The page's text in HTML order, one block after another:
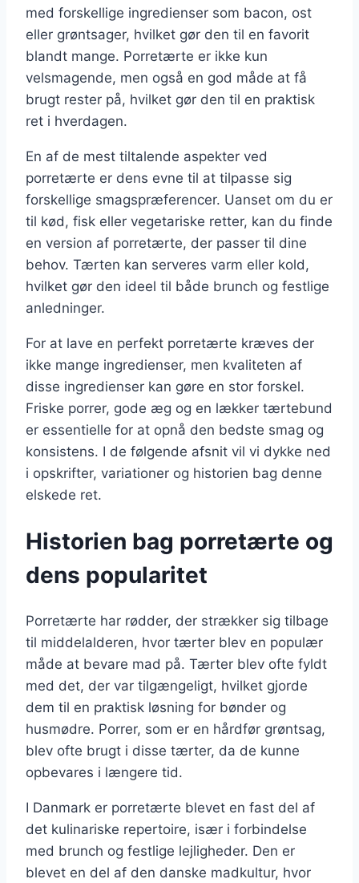
med forskellige ingredienser som bacon, ost
eller grøntsager, hvilket gør den til en favorit
blandt mange. Porretærte er ikke kun
velsmagende, men også en god måde at få
brugt rester på, hvilket gør den til en praktisk
ret i hverdagen.
En af de mest tiltalende aspekter ved
porretærte er dens evne til at tilpasse sig
forskellige smagspræferencer. Uanset om du er
til kød, fisk eller vegetariske retter, kan du finde
en version af porretærte, der passer til dine
behov. Tærten kan serveres varm eller kold,
hvilket gør den ideel til både brunch og festlige
anledninger.
For at lave en perfekt porretærte kræves der
ikke mange ingredienser, men kvaliteten af
disse ingredienser kan gøre en stor forskel.
Friske porrer, gode æg og en lækker tærtebund
er essentielle for at opnå den bedste smag og
konsistens. I de følgende afsnit vil vi dykke ned
i opskrifter, variationer og historien bag denne
elskede ret.
Historien bag porretærte og
dens popularitet
Porretærte har rødder, der strækker sig tilbage
til middelalderen, hvor tærter blev en populær
måde at bevare mad på. Tærter blev ofte fyldt
med det, der var tilgængeligt, hvilket gjorde
dem til en praktisk løsning for bønder og
husmødre. Porrer, som er en hårdfør grøntsag,
blev ofte brugt i disse tærter, da de kunne
opbevares i længere tid.
I Danmark er porretærte blevet en fast del af
det kulinariske repertoire, især i forbindelse
med brunch og festlige lejligheder. Den er
blevet en del af den danske madkultur, hvor